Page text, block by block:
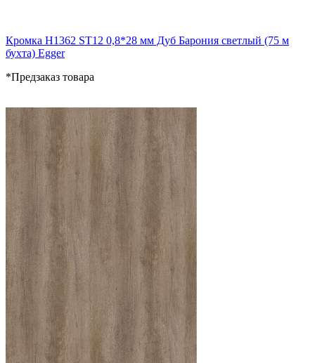
Кромка H1362 ST12 0,8*28 мм Дуб Барония светлый (75 м
бухта) Egger
*Предзаказ товара